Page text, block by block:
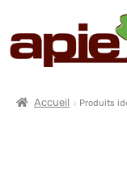
Accueil Produits